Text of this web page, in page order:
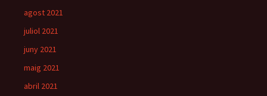
agost 2021
juliol 2021
juny 2021
maig 2021
abril 2021